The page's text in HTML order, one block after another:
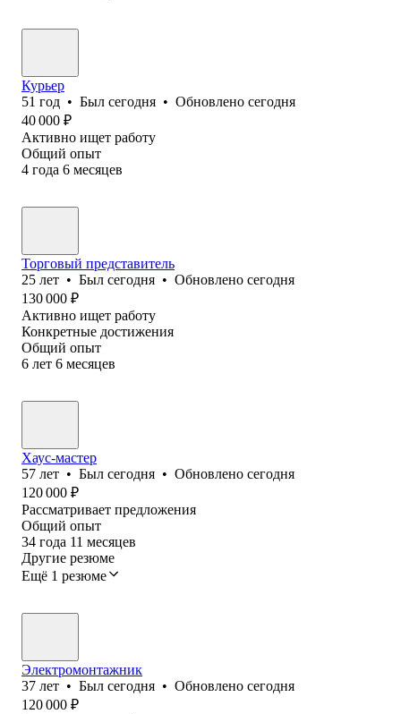
Курьер
51 год • Был сегодня • Обновлено сегодня
40 000 ₽
Активно ищет работу
Общий опыт
4 года 6 месяцев
Торговый представитель
25 лет • Был сегодня • Обновлено сегодня
130 000 ₽
Активно ищет работу
Конкретные достижения
Общий опыт
6 лет 6 месяцев
Хаус-мастер
57 лет • Был сегодня • Обновлено сегодня
120 000 ₽
Рассматривает предложения
Общий опыт
34 года 11 месяцев
Другие резюме
Ещё 1 резюме
Электромонтажник
37 лет • Был сегодня • Обновлено сегодня
120 000 ₽